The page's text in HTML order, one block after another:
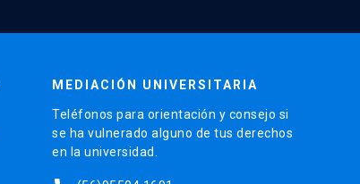
MEDIACIÓN UNIVERSITARIA
Teléfonos para orientación y consejo si
se ha vulnerado alguno de tus derechos
en la universidad.